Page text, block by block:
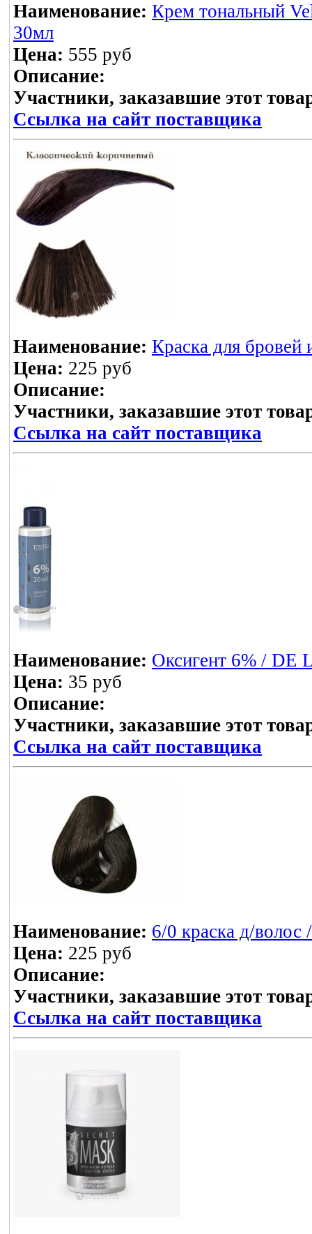
Наименование: Крем тональный
30мл
Цена: 555 руб
Описание:
Участники, заказавшие этот
Ссылка на сайт поставщика
Наименование: Краска для бровей
Цена: 225 руб
Описание:
Участники, заказавшие этот
Ссылка на сайт поставщика
Наименование: Оксигент 6% / DE
Цена: 35 руб
Описание:
Участники, заказавшие этот
Ссылка на сайт поставщика
Наименование: 6/0 краска д/
Цена: 225 руб
Описание:
Участники, заказавшие этот
Ссылка на сайт поставщика